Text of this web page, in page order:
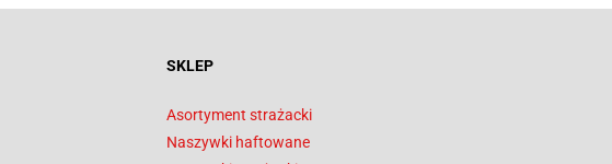
SKLEP
Asortyment strażacki
Naszywki haftowane